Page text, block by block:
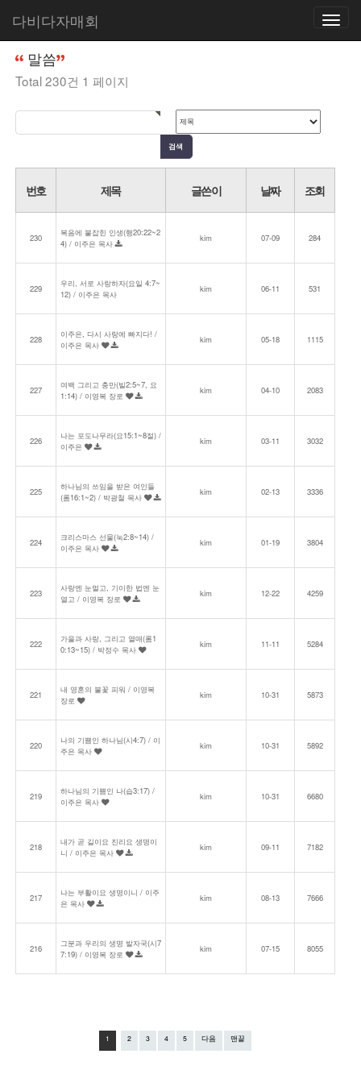
Toggle
다비다자매회
홈 커뮤니티
말씀
Total 230건 1 페이지
번호 제목 글쓴이 날짜 조회
230
복음에 붙잡힌 인생(행20:22~2
4) / 이주은 목사
kim 07-09 284
229
우리, 서로 사랑하자(요일 4:7~
12) / 이주은 목사
kim 06-11 531
228
이주은, 다시 사랑에 빠지다! /
이주은 목사
kim 05-18 1115
227
여백 그리고 충만(빌2:5~7, 요
1:14) / 이영복 장로
kim 04-10 2083
226
나는 포도나무라(요15:1~8절) /
이주은
kim 03-11 3032
225
하나님의 쓰임을 받은 여인들
(롬16:1~2) / 박광철 목사
kim 02-13 3336
224
크리스마스 선물(눅2:8~14) /
이주은 목사
kim 01-19 3804
223
사랑엔 눈멀고, 기이한 법엔 눈
열고 / 이영복 장로
kim 12-22 4259
222
가을과 사랑, 그리고 열매(롬1
0:13~15) / 박정수 목사
kim 11-11 5284
221
내 영혼의 불꽃 피워 / 이영복
장로
kim 10-31 5873
220
나의 기쁨인 하나님(시4:7) / 이
주은 목사
kim 10-31 5892
219
하나님의 기쁨인 나(습3:17) /
이주은 목사
kim 10-31 6680
218
내가 곧 길이요 진리요 생명이
니 / 이주은 목사
kim 09-11 7182
217
나는 부활이요 생명이니 / 이주
은 목사
kim 08-13 7666
216
그분과 우리의 생명 발자국(시7
7:19) / 이영복 장로
kim 07-15 8055
1 2 3 4 5 다음 맨끝